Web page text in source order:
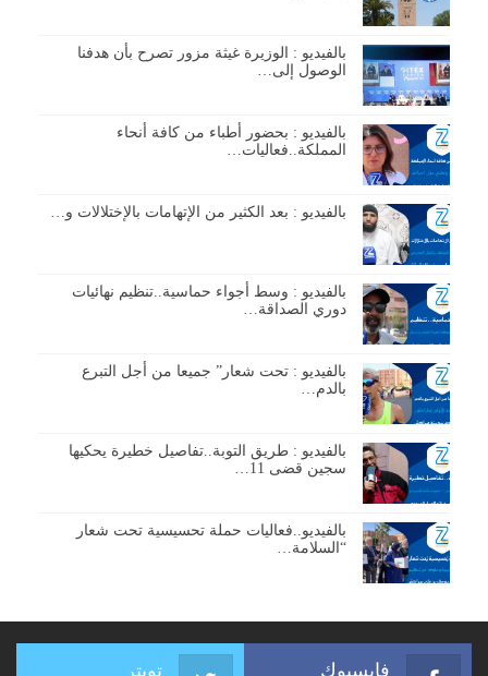
بالفيديو : الوزيرة غيثة مزور تصرح بأن هدفنا
الوصول إلى…
بالفيديو : بحضور أطباء من كافة أنحاء
المملكة..فعاليات…
بالفيديو : بعد الكثير من الإتهامات بالإختلالات و…
بالفيديو : وسط أجواء حماسية..تنظيم نهائيات
دوري الصداقة…
بالفيديو : تحت شعار” جميعا من أجل التبرع
بالدم…
بالفيديو : طريق التوبة..تفاصيل خطيرة يحكيها
سجين قضى 11…
بالفيديو..فعاليات حملة تحسيسية تحت شعار
“السلامة…
فايسبوك تويتر